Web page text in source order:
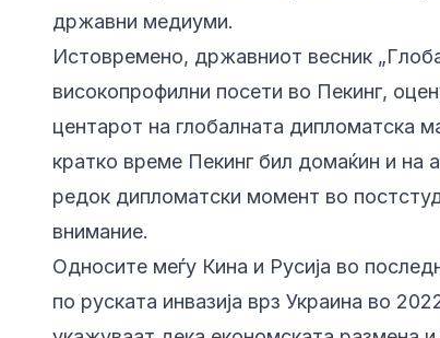
државни медиуми.
Истовремено, државниот весник
високопрофилни посети во Пекинг,
центарот на глобалната дипломатска
кратко време Пекинг бил домаќин и на
редок дипломатски момент во
внимание.
Односите меѓу Кина и Русија во
по руската инвазија врз Украина во